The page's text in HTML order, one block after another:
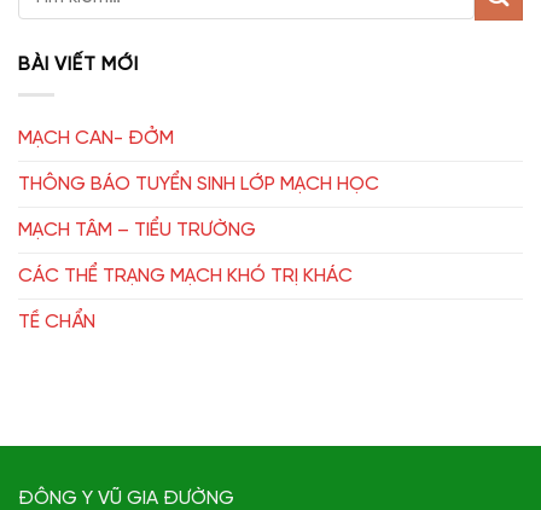
BÀI VIẾT MỚI
MẠCH CAN- ĐỞM
THÔNG BÁO TUYỂN SINH LỚP MẠCH HỌC
MẠCH TÂM – TIỂU TRƯỜNG
CÁC THỂ TRẠNG MẠCH KHÓ TRỊ KHÁC
TỀ CHẨN
ĐÔNG Y VŨ GIA ĐƯỜNG